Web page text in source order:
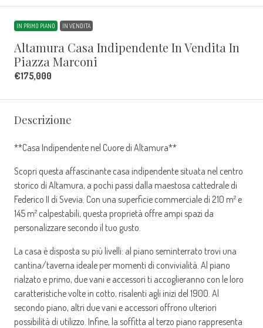
IN PRIMO PIANO IN VENDITA
Altamura Casa Indipendente In Vendita In
Piazza Marconi
€175,000
Descrizione
**Casa Indipendente nel Cuore di Altamura**
Scopri questa affascinante casa indipendente situata nel centro
storico di Altamura, a pochi passi dalla maestosa cattedrale di
Federico II di Svevia. Con una superficie commerciale di 210 m² e
145 m² calpestabili, questa proprietà offre ampi spazi da
personalizzare secondo il tuo gusto.
La casa è disposta su più livelli: al piano seminterrato trovi una
cantina/taverna ideale per momenti di convivialità. Al piano
rialzato e primo, due vani e accessori ti accoglieranno con le loro
caratteristiche volte in cotto, risalenti agli inizi del 1900. Al
secondo piano, altri due vani e accessori offrono ulteriori
possibilità di utilizzo. Infine, la soffitta al terzo piano rappresenta